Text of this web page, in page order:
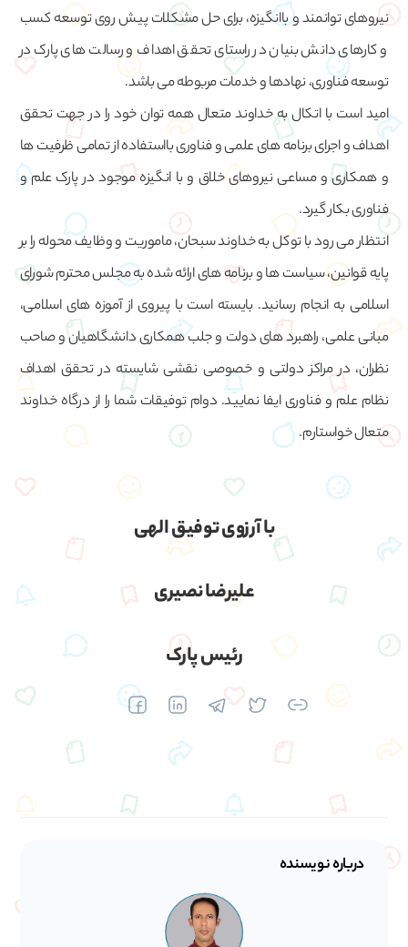
نیروهای توانمند و باانگیزه، برای حل مشکلات پیش روی توسعه کسب
و کارهای دانش بنیان در راستای تحقق اهداف و رسالت های پارک در
توسعه فناوری، نهادها و خدمات مربوطه می باشد.
امید است با اتکال به خداوند متعال همه توان خود را در جهت تحقق
اهداف و اجرای برنامه های علمی و فناوری بااستفاده از تمامی ظرفیت ها
و همکاری و مساعی نیروهای خلاق و با انگیزه موجود در پارک علم و
فناوری بکار گیرد.
انتظار می رود با توکل به خداوند سبحان، ماموریت و وظایف محوله را بر
پایه قوانین، سیاست ها و برنامه های ارائه شده به مجلس محترم شورای
اسلامی به انجام رسانید. بایسته است با پیروی از آموزه های اسلامی،
مبانی علمی، راهبرد های دولت و جلب همکاری دانشگاهیان و صاحب
نظران، در مراکز دولتی و خصوصی نقشی شایسته در تحقق اهداف
نظام علم و فناوری ایفا نمایید. دوام توفیقات شما را از درگاه خداوند
متعال خواستارم.
با آرزوی توفیق الهی
علیرضا نصیری
رئیس پارک
درباره نویسنده